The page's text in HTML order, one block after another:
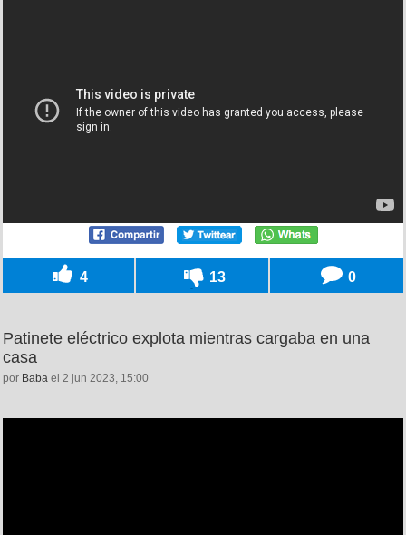
4 13 0
Patinete eléctrico explota mientras cargaba en una
casa
por Baba el 2 jun 2023, 15:00